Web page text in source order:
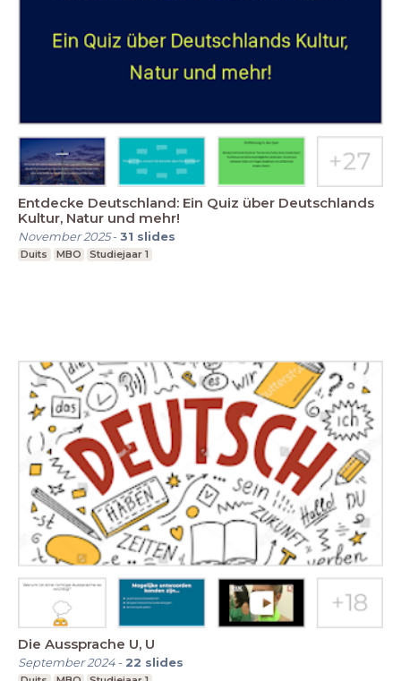
Entdecke Deutschland: Ein Quiz über Deutschlands
Kultur, Natur und mehr!
November 2025-31 slides
Duits MBO Studiejaar 1
Die Aussprache U, U
September 2024- 22 slides